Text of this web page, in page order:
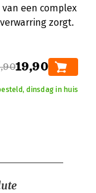
een complex
zorgt.
19,90
dinsdag in huis